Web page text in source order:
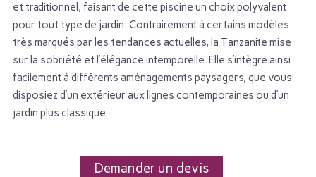
et traditionnel, faisant de cette piscine un choix polyvalent
pour tout type de jardin. Contrairement à certains modèles
très marqués par les tendances actuelles, la Tanzanite mise
sur la sobriété et l’élégance intemporelle. Elle s’intègre ainsi
facilement à différents aménagements paysagers, que vous
disposiez d’un extérieur aux lignes contemporaines ou d’un
jardin plus classique.
Demander un devis